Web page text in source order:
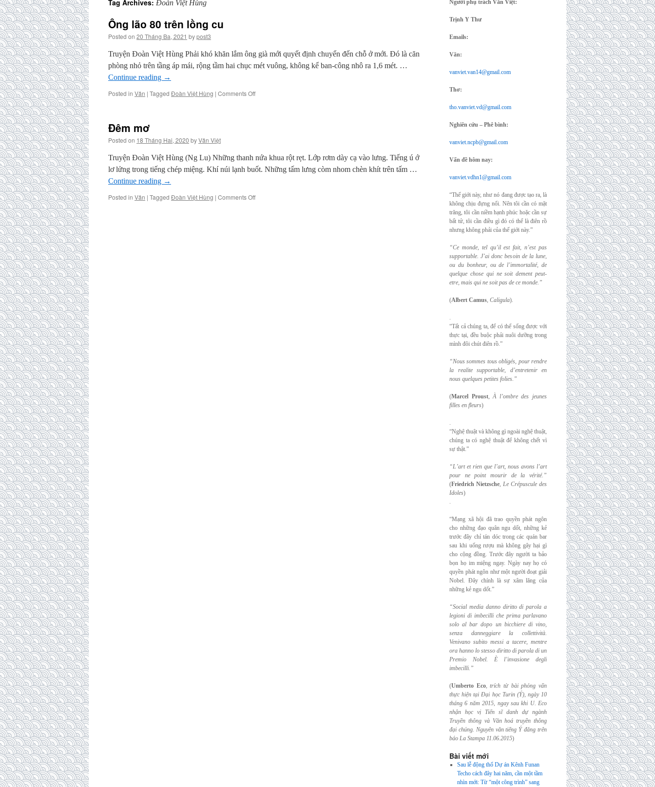
Tag Archives: Đoàn Việt Hùng
Ông lão 80 trên lồng cu
Posted on 20 Tháng Ba, 2021 bypost3
Truyện Đoàn Việt Hùng Phải khó khăn lắm ông già mới quyết định chuyển đến chỗ ở mới. Đó là căn
phòng nhỏ trên tầng áp mái, rộng tầm hai chục mét vuông, không kể ban-công nhô ra 1,6 mét. …
Continue reading →
Posted in Văn | Tagged Đoàn Việt Hùng | Comments Offon
Đêm mơ
Posted on 18 Tháng Hai, 2020 byVăn Việt
Truyện Đoàn Việt Hùng (Ng Lu) Những thanh nứa khua rột rẹt. Lớp rơm dày cạ vào lưng. Tiếng ú ớ
lơ lửng trong tiếng chép miệng. Khí núi lạnh buốt. Những tấm lưng còm nhom chèn khít trên tấm …
Continue reading →
Posted in Văn | Tagged Đoàn Việt Hùng | Comments Offon
Người phụ trách Văn Việt:
Trịnh Y Thư
Emails:
Văn:
vanviet.van14@gmail.com
Thơ:
tho.vanviet.vd@gmail.com
Nghiên cứu – Phê bình:
vanviet.ncpb@gmail.com
Vấn đề hôm nay:
vanviet.vdhn1@gmail.com
“Thế giới này, như nó đang được tạo ra, là
không chịu đựng nổi. Nên tôi cần có mặt
trăng, tôi cần niềm hạnh phúc hoặc cần sự
bất tử, tôi cần điều gì đó có thể là điên rồ
nhưng không phải của thế giới này.”
“Ce monde, tel qu’il est fait, n’est pas
supportable. J’ai donc besoin de la lune,
ou du bonheur, ou de l’immortalité, de
quelque chose qui ne soit dement peut-
etre, mais qui ne soit pas de ce monde.”
(Albert Camus, Caligula).
.
“Tất cả chúng ta, để có thể sống được với
thực tại, đều buộc phải nuôi dưỡng trong
mình đôi chút điên rồ.”
“Nous sommes tous obligés, pour rendre
la realite supportable, d’entretenir en
nous quelques petites folies.”
(Marcel Proust,À l’ombre des jeunes
filles en fleurs)
.
“Nghệ thuật và không gì ngoài nghệ thuật,
chúng ta có nghệ thuật để không chết vì
sự thật.”
“L’art et rien que l’art, nous avons l’art
pour ne point mourir de la vérité.”
(Friedrich Nietzsche, Le Crépuscule des
Idoles)
.
“Mạng xã hội đã trao quyền phát ngôn
cho những đạo quân ngu dốt, những kẻ
trước đây chỉ tán dóc trong các quán bar
sau khi uống rượu mà không gây hại gì
cho cộng đồng. Trước đây người ta bảo
bọn họ im miệng ngay. Ngày nay họ có
quyền phát ngôn như một người đoạt giải
Nobel. Đây chính là sự xâm lăng của
những kẻ ngu dốt.”
“Social media danno diritto di parola a
legioni di imbecilli che prima parlavano
solo albar dopo un bicchiere di vino,
senza danneggiare la collettività.
Venivano subito messi a tacere, mentre
ora hanno lo stesso diritto di parola di un
Premio Nobel. È l’invasione degli
imbecilli.”
(Umberto Eco,trích từ bài phỏng vấn
thực hiện tại Đại học Turin (Ý), ngày 10
tháng 6 năm 2015, ngay sau khi U. Eco
nhận học vị Tiến sĩ danh dự ngành
Truyền thông và Văn hoá truyền thông
đại chúng. Nguyên văn tiếng Ý đăng trên
báo La Stampa 11.06.2015)
Bài viết mới
Sau lễ động thổ Dự án Kênh Funan
Techo cách đây hai năm, cần một tầm
nhìn mới: Từ “một công trình” sang